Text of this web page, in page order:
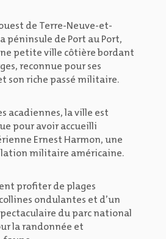
de Terre-Neuve-et-
péninsule de Port au Port,
petite ville côtière bordant
reconnue pour ses
son riche passé militaire.
acadiennes, la ville est
pour avoir accueilli
Ernest Harmon, une
militaire américaine.
profiter de plages
ondulantes et d’un
du parc national
la randonnée et